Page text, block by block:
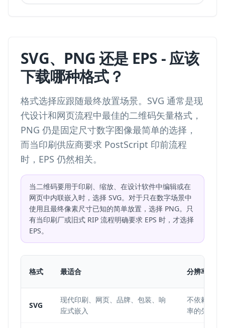
SVG、PNG 还是 EPS - 应该
下载哪种格式？
格式选择应跟随最终放置场景。SVG 通常是现
代设计和网页流程中最佳的二维码矢量格式，
PNG 仍是固定尺寸数字图像最简单的选择，
而当印刷供应商要求 PostScript 印前流程
时，EPS 仍然相关。
当二维码要用于印刷、缩放、在设计软件中编辑或在
网页中内联嵌入时，选择 SVG。对于只在数字场景中
使用且最终像素尺寸已知的简单放置，选择 PNG。只
有当印刷厂或旧式 RIP 流程明确要求 EPS 时，才选择
EPS。
格式 最适合 分辨率
SVG
现代印刷、网页、品牌、包装、响
应式嵌入
不依赖分辨
率的矢量